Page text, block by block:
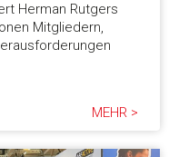
Herman Rutgers
Mitgliedern,
MEHR >